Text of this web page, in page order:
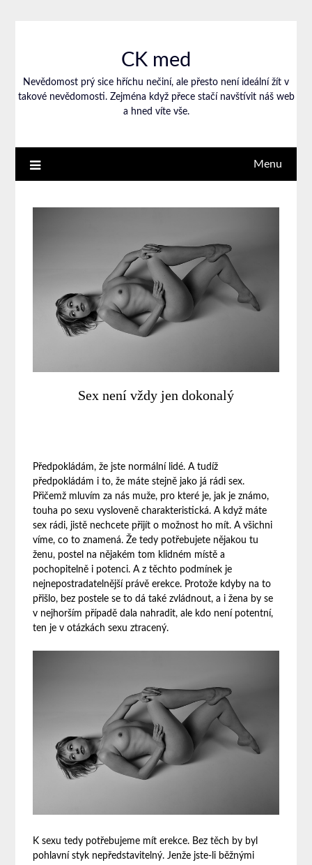
CK med
Nevědomost prý sice hříchu nečiní, ale přesto není ideální žít v
takové nevědomosti. Zejména když přece stačí navštívit náš web
a hned víte vše.
Menu
Sex není vždy jen dokonalý
Předpokládám, že jste normální lidé. A tudíž
předpokládám i to, že máte stejně jako já rádi sex.
Přičemž mluvím za nás muže, pro které je, jak je známo,
touha po sexu vysloveně charakteristická. A když máte
sex rádi, jistě nechcete přijít o možnost ho mít. A všichni
víme, co to znamená. Že tedy potřebujete nějakou tu
ženu, postel na nějakém tom klidném místě a
pochopitelně i potenci. A z těchto podmínek je
nejnepostradatelnější právě erekce. Protože kdyby na to
přišlo, bez postele se to dá také zvládnout, a i žena by se
v nejhorším případě dala nahradit, ale kdo není potentní,
ten je v otázkách sexu ztracený.
K sexu tedy potřebujeme mít erekce. Bez těch by byl
pohlavní styk nepředstavitelný. Jenže jste-li běžnými